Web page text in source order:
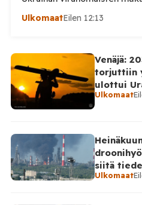
drooneilla ja tykistöllä
kertoi perjantaiaamuna 7.
Telegram-päivityksessä,
hyökkäsivät yön aikana yli
Nikopolin alueella iskuja
kaupunkiin sekä […]
UlkomaatEilen 12:13
Venäjä:
torjuttiin
ulottui
Ulkomaat
siitä
Ulkomaat